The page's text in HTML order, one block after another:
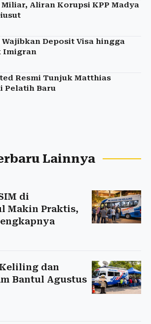
Miliar, Aliran Korupsi KPP Madya
Deposit Visa hingga
Imigran
Resmi Tunjuk Matthias
Pelatih Baru
Lainnya
di
Makin Praktis,
dan
Bantul Agustus